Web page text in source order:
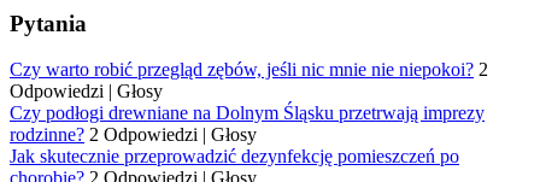
Pytania
Czy warto robić przegląd zębów, jeśli nic mnie nie niepokoi? 2
Odpowiedzi | Głosy
Czy podłogi drewniane na Dolnym Śląsku przetrwają imprezy
rodzinne? 2 Odpowiedzi | Głosy
Jak skutecznie przeprowadzić dezynfekcję pomieszczeń po